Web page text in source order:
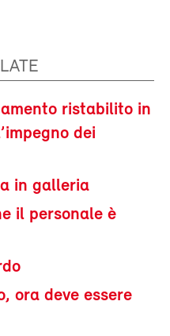
ristabilito in
dei
in galleria
il personale è
ora deve essere